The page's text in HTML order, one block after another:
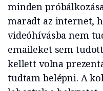
minden
maradt az internet,
videóhívásba nem
emaileket sem
kellett volna
tudtam belépni. A